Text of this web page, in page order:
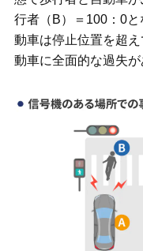
行者（B）＝100：0
動車は停止位置を超
動車に全面的な過失が